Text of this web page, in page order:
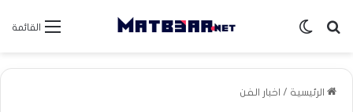
القائمة بحث عنالوضع المظلم
الرئيسية / اخبار الفن